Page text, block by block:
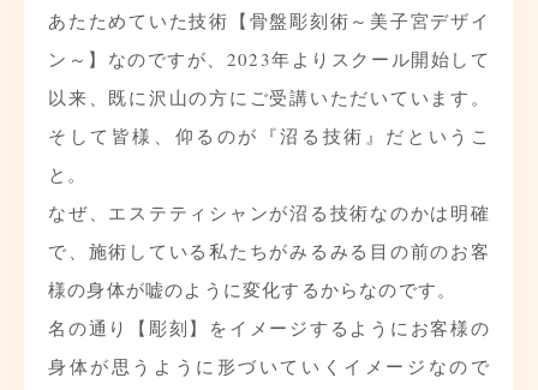
あたためていた技術【骨盤彫刻術～美子宮デザイ
ン～】なのですが、2023年よりスクール開始して
以来、既に沢山の方にご受講いただいています。
そして皆様、仰るのが『沼る技術』だというこ
と。
なぜ、エステティシャンが沼る技術なのかは明確
で、施術している私たちがみるみる目の前のお客
様の身体が嘘のように変化するからなのです。
名の通り【彫刻】をイメージするようにお客様の
身体が思うように形づいていくイメージなので